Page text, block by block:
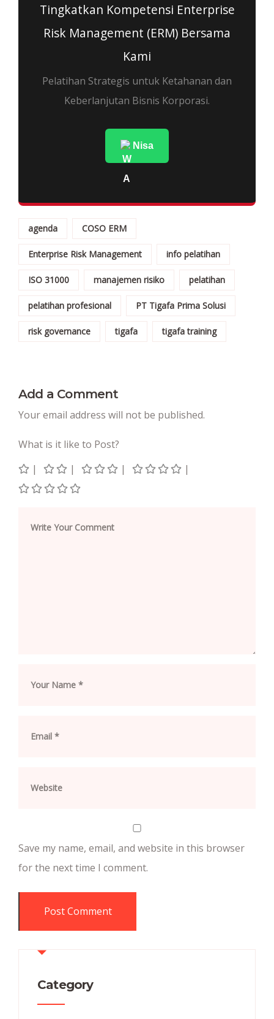
Tingkatkan Kompetensi Enterprise
Risk Management (ERM) Bersama
Kami
Pelatihan Strategis untuk Ketahanan dan
Keberlanjutan Bisnis Korporasi.
Nisa
agenda COSO ERM
Enterprise Risk Management info pelatihan
ISO 31000 manajemen risiko pelatihan
pelatihan profesional PT Tigafa Prima Solusi
risk governance tigafa tigafa training
Add a Comment
Your email address will not be published.
What is it like to Post?
Save my name, email, and website in this browser
for the next time I comment.
Category